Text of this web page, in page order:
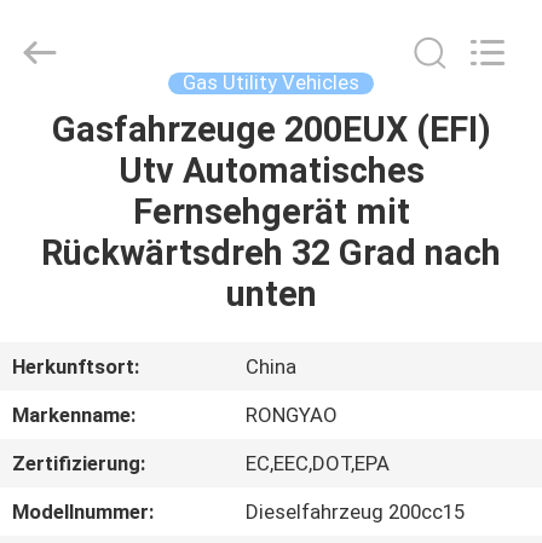
HAUS
PRODUKTE
FABRIK-
QUALITÄTSKONTROLLE
Co.,Ltd.
Gas Utility Vehicles
Gasfahrzeuge 200EUX (EFI)
Utv Automatisches
Fernsehgerät mit
Rückwärtsdreh 32 Grad nach
unten
Herkunftsort:
China
Markenname:
RONGYAO
Zertifizierung:
EC,EEC,DOT,EPA
Modellnummer:
Dieselfahrzeug 200cc15